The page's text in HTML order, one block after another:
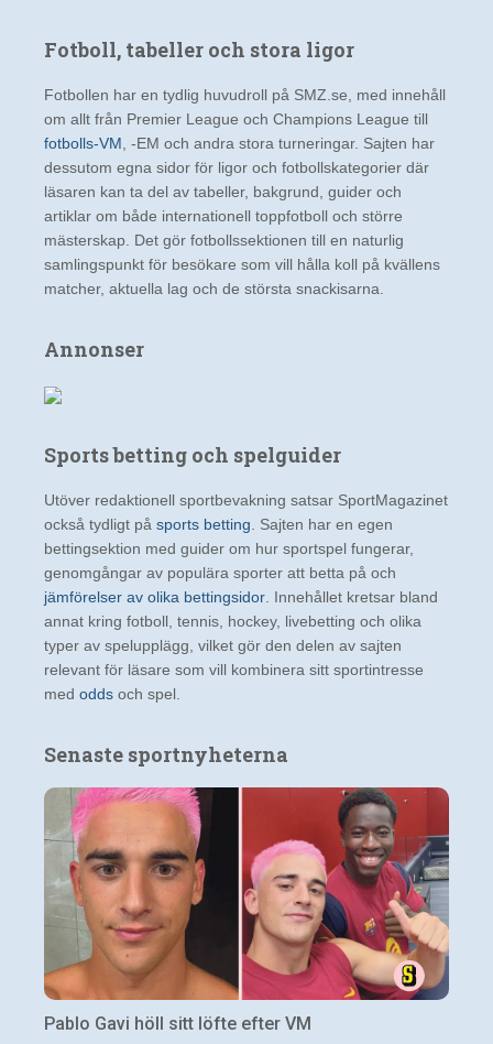
Fotboll, tabeller och stora ligor
Fotbollen har en tydlig huvudroll på SMZ.se, med innehåll
om allt från Premier League och Champions League till
fotbolls-VM , -EM och andra stora turneringar. Sajten har
dessutom egna sidor för ligor och fotbollskategorier där
läsaren kan ta del av tabeller, bakgrund, guider och
artiklar om både internationell toppfotboll och större
mästerskap. Det gör fotbollssektionen till en naturlig
samlingspunkt för besökare som vill hålla koll på kvällens
matcher, aktuella lag och de största snackisarna.
Annonser
Sports betting och spelguider
Utöver redaktionell sportbevakning satsar SportMagazinet
också tydligt på sports betting . Sajten har en egen
bettingsektion med guider om hur sportspel fungerar,
genomgångar av populära sporter att betta på och
jämförelser av olika bettingsidor . Innehållet kretsar bland
annat kring fotboll, tennis, hockey, livebetting och olika
typer av spelupplägg, vilket gör den delen av sajten
relevant för läsare som vill kombinera sitt sportintresse
med odds och spel.
Senaste sportnyheterna
Pablo Gavi höll sitt löfte efter VM